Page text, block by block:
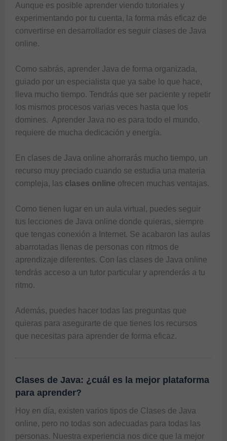
Aunque es posible aprender viendo tutoriales y
experimentando por tu cuenta, la forma más eficaz de
convertirse en desarrollador es seguir clases de Java
online.
Como sabrás, aprender Java de forma organizada,
guiado por un especialista que ya sabe lo que hace,
lleva mucho tiempo. Tendrás que ser paciente y repetir
los mismos procesos varias veces hasta que los
domines.  Aprender Java no es para todo el mundo,
requiere de mucha dedicación y energía.
En clases de Java online ahorrarás mucho tiempo, un
recurso muy preciado cuando se estudia una materia
compleja, las clases online ofrecen muchas ventajas.
Como tienen lugar en un aula virtual, puedes seguir
tus lecciones de Java online donde quieras, siempre
que tengas conexión a Internet. Se acabaron las aulas
abarrotadas llenas de personas con ritmos de
aprendizaje diferentes. Con las clases de Java online
tendrás acceso a un tutor particular y aprenderás a tu
ritmo.
Además, puedes hacer todas las preguntas que
quieras para asegurarte de que tienes los recursos
que necesitas para aprender de forma eficaz.
Clases de Java: ¿cuál es la mejor plataforma
para aprender?
Hoy en día, existen varios tipos de Clases de Java
online, pero no todas son adecuadas para todas las
personas. Nuestra experiencia nos dice que la mejor